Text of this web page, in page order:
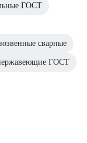
ГОСТ
сварные
ГОСТ